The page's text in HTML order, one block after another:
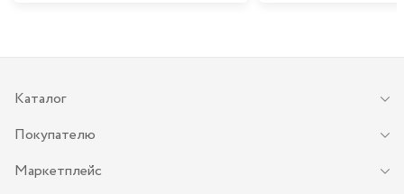
Каталог
Покупателю
Маркетплейс